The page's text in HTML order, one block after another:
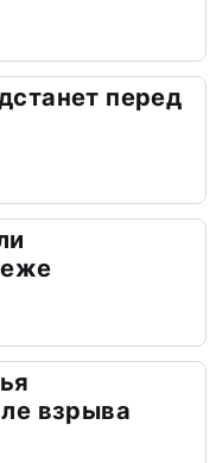
перед
взрыва